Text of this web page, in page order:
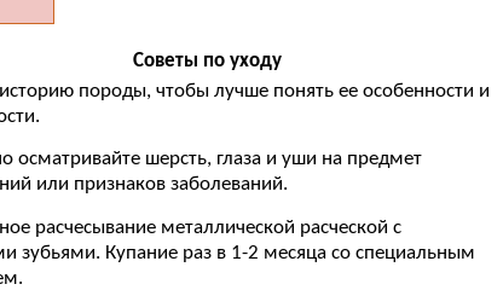
Советы по уходу
породы, чтобы лучше понять ее особенности и
осматривайте шерсть, глаза и уши на предмет
или признаков заболеваний.
расчесывание металлической расческой с
зубьями. Купание раз в 1-2 месяца со специальным